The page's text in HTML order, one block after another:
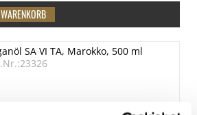
SA VI TA, Marokko, 500 ml